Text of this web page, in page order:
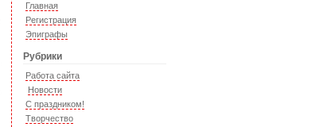
Главная
Регистрация
Эпиграфы
Рубрики
Работа сайта
Новости
С праздником!
Творчество